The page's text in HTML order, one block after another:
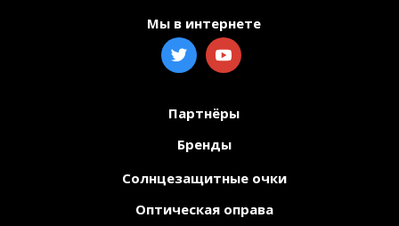
Мы в интернете
Партнёры
Бренды
Солнцезащитные очки
Оптическая оправа